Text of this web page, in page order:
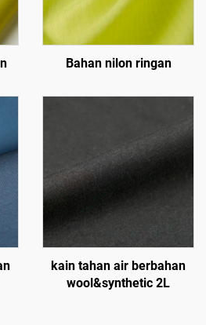
Bahan nilon ringan
kain tahan air berbahan
wool&synthetic 2L